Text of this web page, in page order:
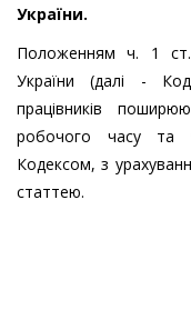
України.
Положенням ч. 1
України (далі -
працівників
робочого часу та
Кодексом, з
статтею.